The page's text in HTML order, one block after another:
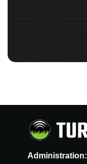
Administration: